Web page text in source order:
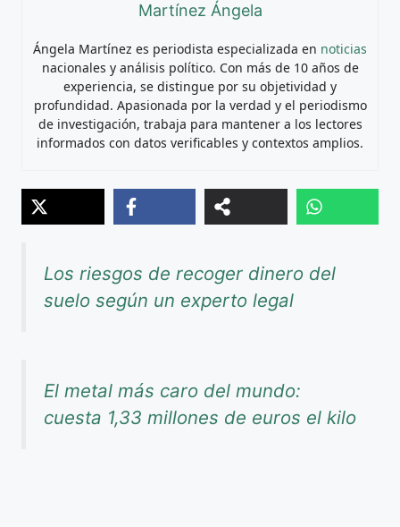
Martínez Ángela
Ángela Martínez es periodista especializada en noticias
nacionales y análisis político. Con más de 10 años de
experiencia, se distingue por su objetividad y
profundidad. Apasionada por la verdad y el periodismo
de investigación, trabaja para mantener a los lectores
informados con datos verificables y contextos amplios.
Los riesgos de recoger dinero del
suelo según un experto legal
El metal más caro del mundo:
cuesta 1,33 millones de euros el kilo